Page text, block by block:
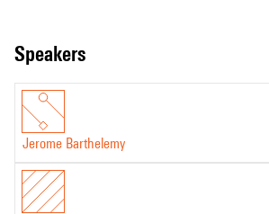
speakers
Jerome Barthelemy